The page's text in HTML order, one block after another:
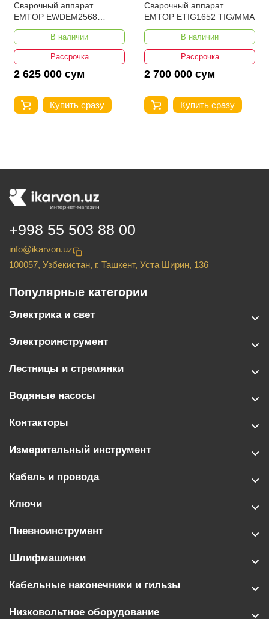
Сварочный аппарат
EMTOP EWDEM2568
MMA/TIG Lift
В наличии
Рассрочка
2 625 000 сум
Купить сразу
Сварочный аппарат
EMTOP ETIG1652 TIG/MMA
В наличии
Рассрочка
2 700 000 сум
Купить сразу
+998 55 503 88 00
info@ikarvon.uz
100057, Узбекистан, г. Ташкент, Уста Ширин, 136
Популярные категории
Электрика и свет
Электроинструмент
Лестницы и стремянки
Водяные насосы
Контакторы
Измерительный инструмент
Кабель и провода
Ключи
Пневноинструмент
Шлифмашинки
Кабельные наконечники и гильзы
Низковольтное оборудование